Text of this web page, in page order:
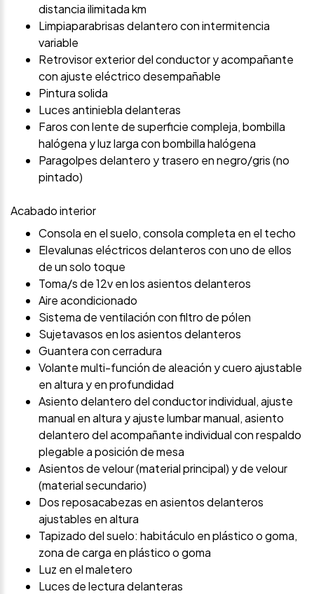
distancia ilimitada km
Limpiaparabrisas delantero con intermitencia
variable
Retrovisor exterior del conductor y acompañante
con ajuste eléctrico desempañable
Pintura solida
Luces antiniebla delanteras
Faros con lente de superficie compleja, bombilla
halógena y luz larga con bombilla halógena
Paragolpes delantero y trasero en negro/gris (no
pintado)
Acabado interior
Consola en el suelo, consola completa en el techo
Elevalunas eléctricos delanteros con uno de ellos
de un solo toque
Toma/s de 12v en los asientos delanteros
Aire acondicionado
Sistema de ventilación con filtro de pólen
Sujetavasos en los asientos delanteros
Guantera con cerradura
Volante multi-función de aleación y cuero ajustable
en altura y en profundidad
Asiento delantero del conductor individual, ajuste
manual en altura y ajuste lumbar manual, asiento
delantero del acompañante individual con respaldo
plegable a posición de mesa
Asientos de velour (material principal) y de velour
(material secundario)
Dos reposacabezas en asientos delanteros
ajustables en altura
Tapizado del suelo: habitáculo en plástico o goma,
zona de carga en plástico o goma
Luz en el maletero
Luces de lectura delanteras